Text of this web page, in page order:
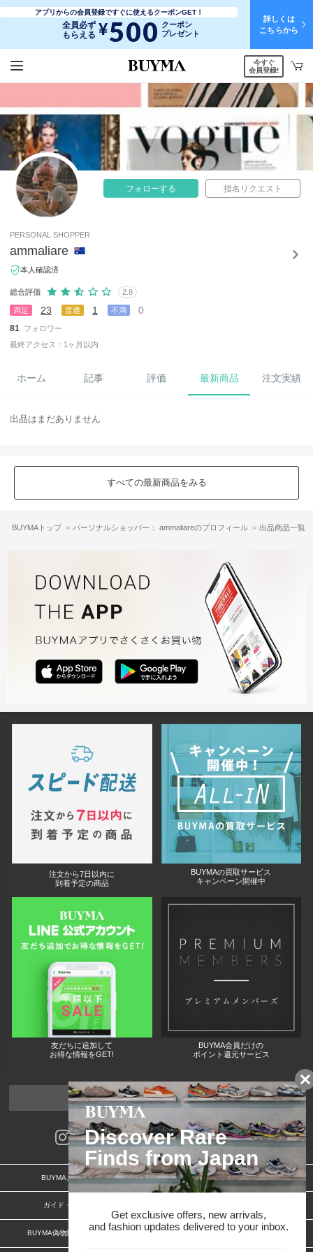
アプリからの会員登録ですぐに使えるクーポンGET！
全員必ず
もらえる ¥500 クーポン
プレゼント
詳しくは
こちらから
今すぐ
会員登録!
フォローする 指名リクエスト
PERSONAL SHOPPER
ammaliare
本人確認済
総合評価 2.8
満足 23 普通 1 不満 0
81 フォロワー
最終アクセス：1ヶ月以内
ホーム 記事 評価 最新商品 注文実績
出品はまだありません
すべての最新商品をみる
BUYMAトップ パーソナルショッパー： ammaliareのプロフィール 出品商品一覧
注文から7日以内に
到着予定の商品
BUYMAの買取サービス
キャンペーン開催中
友だちに追加して
お得な情報をGET!
BUYMA会員だけの
ポイント還元サービス
ページトップへ
BUYMAスタートガイド 安心への取り組み
ガイド・お問い合わせ
BUYMA偽物販売防止の取り組み BUYMA CARD